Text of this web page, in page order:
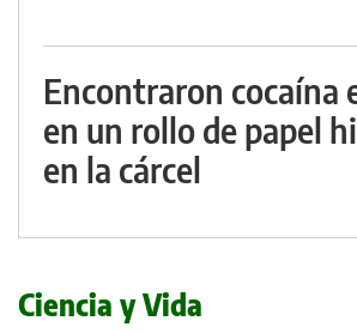
Encontraron cocaína
en un rollo de papel
en la cárcel
Ciencia y Vida